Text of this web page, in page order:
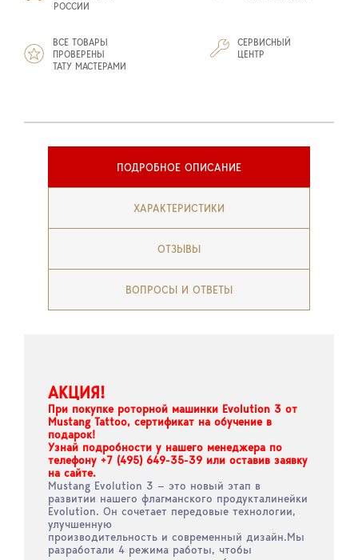
РОССИИ
ВСЕ ТОВАРЫ
ПРОВЕРЕНЫ
ТАТУ МАСТЕРАМИ
СЕРВИСНЫЙ
ЦЕНТР
ПОДРОБНОЕ ОПИСАНИЕ
ХАРАКТЕРИСТИКИ
ОТЗЫВЫ
ВОПРОСЫ И ОТВЕТЫ
АКЦИЯ!
При покупке роторной машинки Evolution 3 от
Mustang Tattoo, сертификат на обучение в
подарок!
Узнай подробности у нашего менеджера по
телефону +7 (495) 649-35-39 или оставив заявку
на сайте.
Mustang Evolution 3 — это новый этап в
развитии нашего флагманского продукталинейки
Evolution. Он сочетает передовые технологии,
улучшенную
производительность и современный дизайн.Мы
разработали 4 режима работы, чтобы